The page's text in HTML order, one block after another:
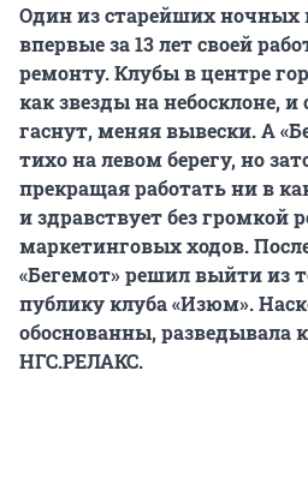
Один из старейших ночных
впервые за 13 лет своей
ремонту. Клубы в центре
как звезды на небосклоне,
гаснут, меняя вывески. А
тихо на левом берегу, но
прекращая работать ни в
и здравствует без
маркетинговых ходов.
«Бегемот» решил выйти из
публику клуба «Изюм».
обоснованны, разведывала
НГС.РЕЛАКС.